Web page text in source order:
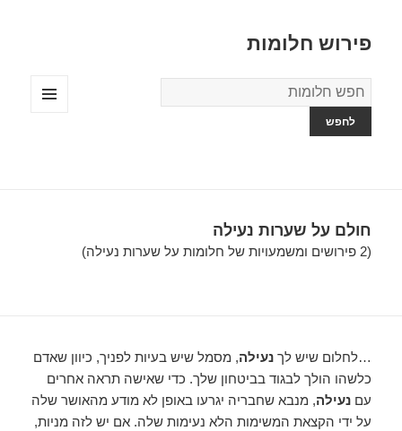
פירוש חלומות
מילון
החלומות
חולם על שערות נעילה
(2 פירושים ומשמעויות של חלומות על שערות נעילה)
…לחלום שיש לךנעילה, מסמל שיש בעיות לפניך, כיוון שאדם
כלשהו הולך לבגוד בביטחון שלך. כדי שאישה תראה אחרים
עםנעילה, מנבא שחבריה יגרעו באופן לא מודע מהאושר שלה
על ידי הקצאת המשימות הלא נעימות שלה. אם יש לזה מניות,